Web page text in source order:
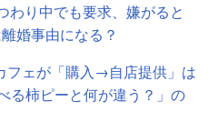
わり中でも要求、嫌がると
婚事由になる？
フェが「購入→自店提供」は
る柿ピーと何が違う？」の